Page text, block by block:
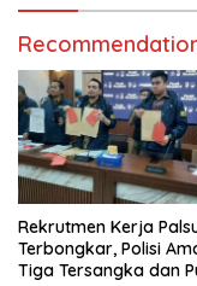
Rekrutmen Kerja
Terbongkar, Polisi
Tiga Tersangka dan